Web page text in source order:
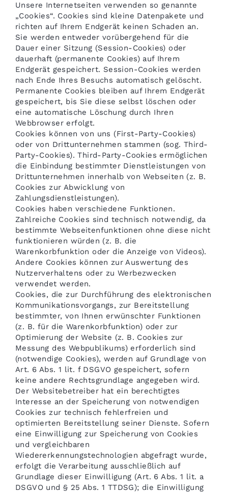
Unsere Internetseiten verwenden so genannte
„Cookies“. Cookies sind kleine Datenpakete und
richten auf Ihrem Endgerät keinen Schaden an.
Sie werden entweder vorübergehend für die
Dauer einer Sitzung (Session-Cookies) oder
dauerhaft (permanente Cookies) auf Ihrem
Endgerät gespeichert. Session-Cookies werden
nach Ende Ihres Besuchs automatisch gelöscht.
Permanente Cookies bleiben auf Ihrem Endgerät
gespeichert, bis Sie diese selbst löschen oder
eine automatische Löschung durch Ihren
Webbrowser erfolgt.
Cookies können von uns (First-Party-Cookies)
oder von Drittunternehmen stammen (sog. Third-
Party-Cookies). Third-Party-Cookies ermöglichen
die Einbindung bestimmter Dienstleistungen von
Drittunternehmen innerhalb von Webseiten (z. B.
Cookies zur Abwicklung von
Zahlungsdienstleistungen).
Cookies haben verschiedene Funktionen.
Zahlreiche Cookies sind technisch notwendig, da
bestimmte Webseitenfunktionen ohne diese nicht
funktionieren würden (z. B. die
Warenkorbfunktion oder die Anzeige von Videos).
Andere Cookies können zur Auswertung des
Nutzerverhaltens oder zu Werbezwecken
verwendet werden.
Cookies, die zur Durchführung des elektronischen
Kommunikationsvorgangs, zur Bereitstellung
bestimmter, von Ihnen erwünschter Funktionen
(z. B. für die Warenkorbfunktion) oder zur
Optimierung der Website (z. B. Cookies zur
Messung des Webpublikums) erforderlich sind
(notwendige Cookies), werden auf Grundlage von
Art. 6 Abs. 1 lit. f DSGVO gespeichert, sofern
keine andere Rechtsgrundlage angegeben wird.
Der Websitebetreiber hat ein berechtigtes
Interesse an der Speicherung von notwendigen
Cookies zur technisch fehlerfreien und
optimierten Bereitstellung seiner Dienste. Sofern
eine Einwilligung zur Speicherung von Cookies
und vergleichbaren
Wiedererkennungstechnologien abgefragt wurde,
erfolgt die Verarbeitung ausschließlich auf
Grundlage dieser Einwilligung (Art. 6 Abs. 1 lit. a
DSGVO und § 25 Abs. 1 TTDSG); die Einwilligung